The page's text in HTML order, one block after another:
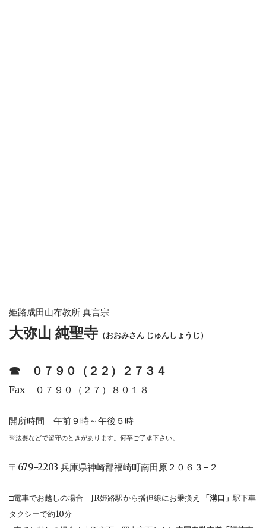
姫路成田山布教所 真言宗
大弥山 純聖寺 （おおみさん じゅんしょうじ）
☎︎ ０７９０（２２）２７３４
Fax ０７９０（２７）８０１８
開所時間 午前９時～午後５時
※法要などで留守のときがあります。何卒ご了承下さい。
〒679−2203 兵庫県神崎郡福崎町南田原２０６３−２
□電車でお越しの場合｜JR姫路駅から播但線にお乗換え 「溝口」駅下車
タクシーで約10分